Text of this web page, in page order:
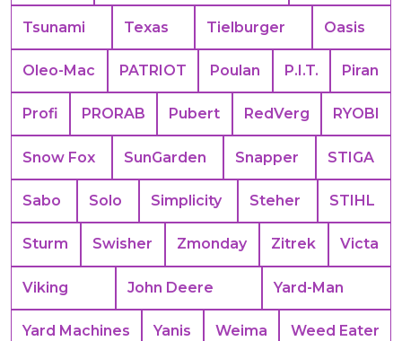
Tsunami Texas Tielburger Oasis
Oleo-Mac PATRIOT Poulan P.I.T. Piran
Profi PRORAB Pubert RedVerg RYOBI
Snow Fox SunGarden Snapper STIGA
Sabo Solo Simplicity Steher STIHL
Sturm Swisher Zmonday Zitrek Victa
Viking John Deere Yard-Man
Yard Machines Yanis Weima Weed Eater